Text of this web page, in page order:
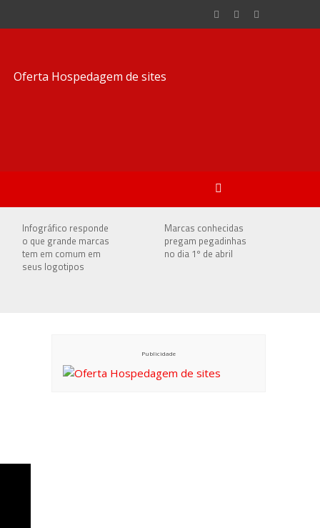
Infográfico responde
o que grande marcas
tem em comum em
seus logotipos
Marcas conhecidas
pregam pegadinhas
no dia 1º de abril
Publicidade